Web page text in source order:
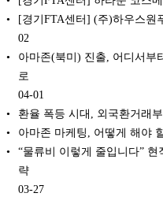
[경기FTA센터] (주)하우스원
02
아마존(북미) 진출, 어디서부
로
04-01
환율 폭등 시대, 외국환거래
아마존 마케팅, 어떻게 해야
“물류비 이렇게 줄입니다”
략
03-27